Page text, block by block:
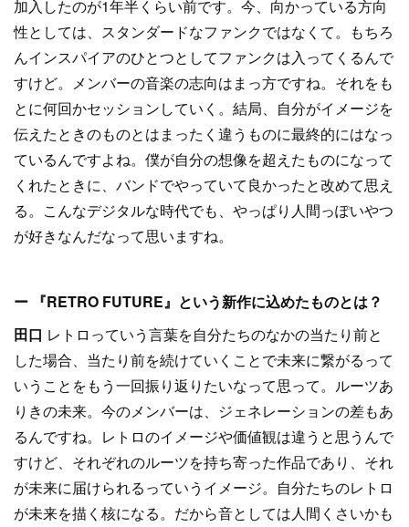
加入したのが1年半くらい前です。今、向かっている方向
性としては、スタンダードなファンクではなくて。もちろ
んインスパイアのひとつとしてファンクは入ってくるんで
すけど。メンバーの音楽の志向はまっ方ですね。それをも
とに何回かセッションしていく。結局、自分がイメージを
伝えたときのものとはまったく違うものに最終的にはなっ
ているんですよね。僕が自分の想像を超えたものになって
くれたときに、バンドでやっていて良かったと改めて思え
る。こんなデジタルな時代でも、やっぱり人間っぽいやつ
が好きなんだなって思いますね。
ー 『RETRO FUTURE』という新作に込めたものとは？
田口 レトロっていう言葉を自分たちのなかの当たり前と
した場合、当たり前を続けていくことで未来に繋がるって
いうことをもう一回振り返りたいなって思って。ルーツあ
りきの未来。今のメンバーは、ジェネレーションの差もあ
るんですね。レトロのイメージや価値観は違うと思うんで
すけど、それぞれのルーツを持ち寄った作品であり、それ
が未来に届けられるっていうイメージ。自分たちのレトロ
が未来を描く核になる。だから音としては人間くさいかも